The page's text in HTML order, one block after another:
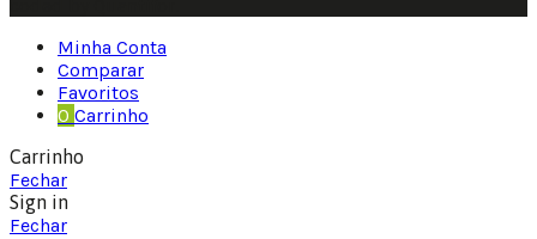
Minha Conta
Comparar
Favoritos
0 Carrinho
Carrinho
Fechar
Sign in
Fechar